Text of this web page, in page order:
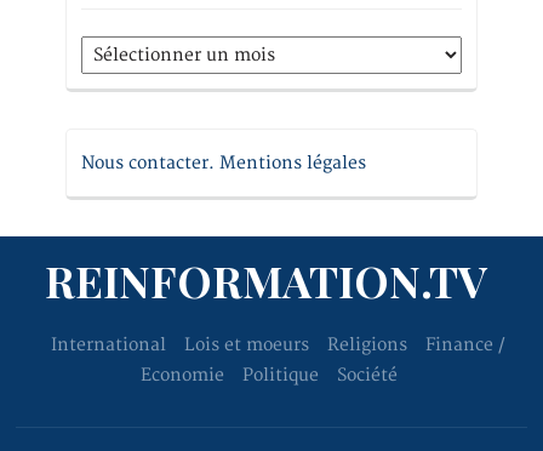
Archives
Nous contacter. Mentions légales
REINFORMATION.TV
International Lois et moeurs Religions
Finance /
Economie
Politique Société